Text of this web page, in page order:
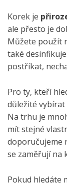
Korek je
ale přesto je
Můžete použít
také
postříkat,
Pro ty, kteří
důležité
Na trhu je
mít stejné
doporučujeme
se zaměřují na
Pokud hledáte